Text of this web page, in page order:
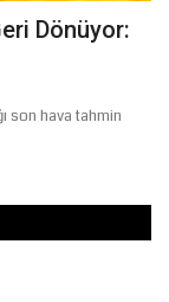
Dönüyor:
son hava tahmin